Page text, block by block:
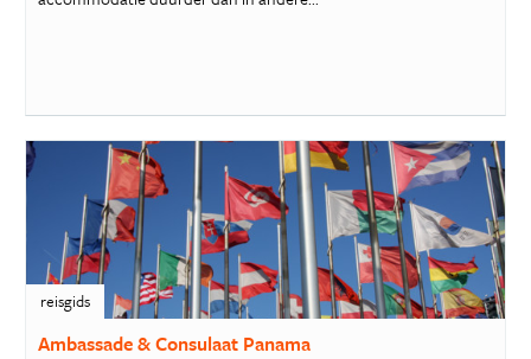
reisgids
Ambassade & Consulaat Panama